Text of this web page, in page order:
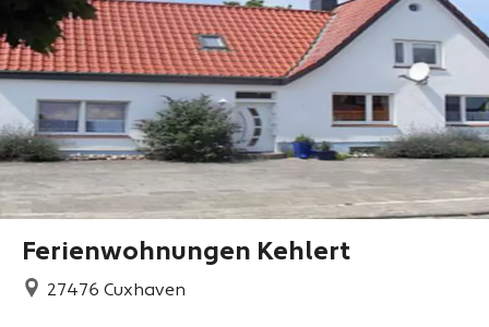
Ferienwohnungen Kehlert
27476 Cuxhaven